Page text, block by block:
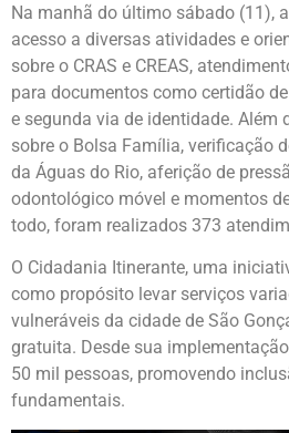
Na manhã do último sábado (11),
acesso a diversas atividades e
sobre o CRAS e CREAS,
para documentos como certidão
e segunda via de identidade. Além
sobre o Bolsa Família, verificação
da Águas do Rio, aferição de
odontológico móvel e momentos
todo, foram realizados 373
O Cidadania Itinerante, uma
como propósito levar serviços
vulneráveis da cidade de São
gratuita. Desde sua
50 mil pessoas, promovendo
fundamentais.